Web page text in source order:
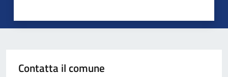
Contatta il comune